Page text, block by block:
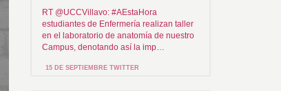
RT @UCCVillavo: #AEstaHora
estudiantes de Enfermería realizan taller
en el laboratorio de anatomía de nuestro
Campus, denotando así la imp…
15 DE SEPTIEMBRE TWITTER